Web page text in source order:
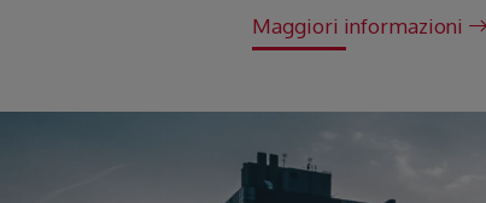
Maggiori informazioni